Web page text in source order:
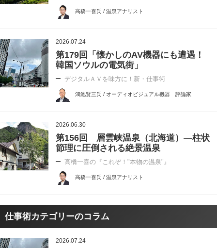
高橋一喜氏 / 温泉アナリスト
2026.07.24
第179回「懐かしのAV機器にも遭遇！
韓国ソウルの電気街」
デジタルＡＶを味方に！新・仕事術
鴻池賢三氏 / オーディオビジュアル機器 評論家
2026.06.30
第156回 層雲峡温泉（北海道）―柱状
節理に圧倒される絶景温泉
高橋一喜の『これぞ！"本物の温泉"』
高橋一喜氏 / 温泉アナリスト
仕事術カテゴリーのコラム
2026.07.24